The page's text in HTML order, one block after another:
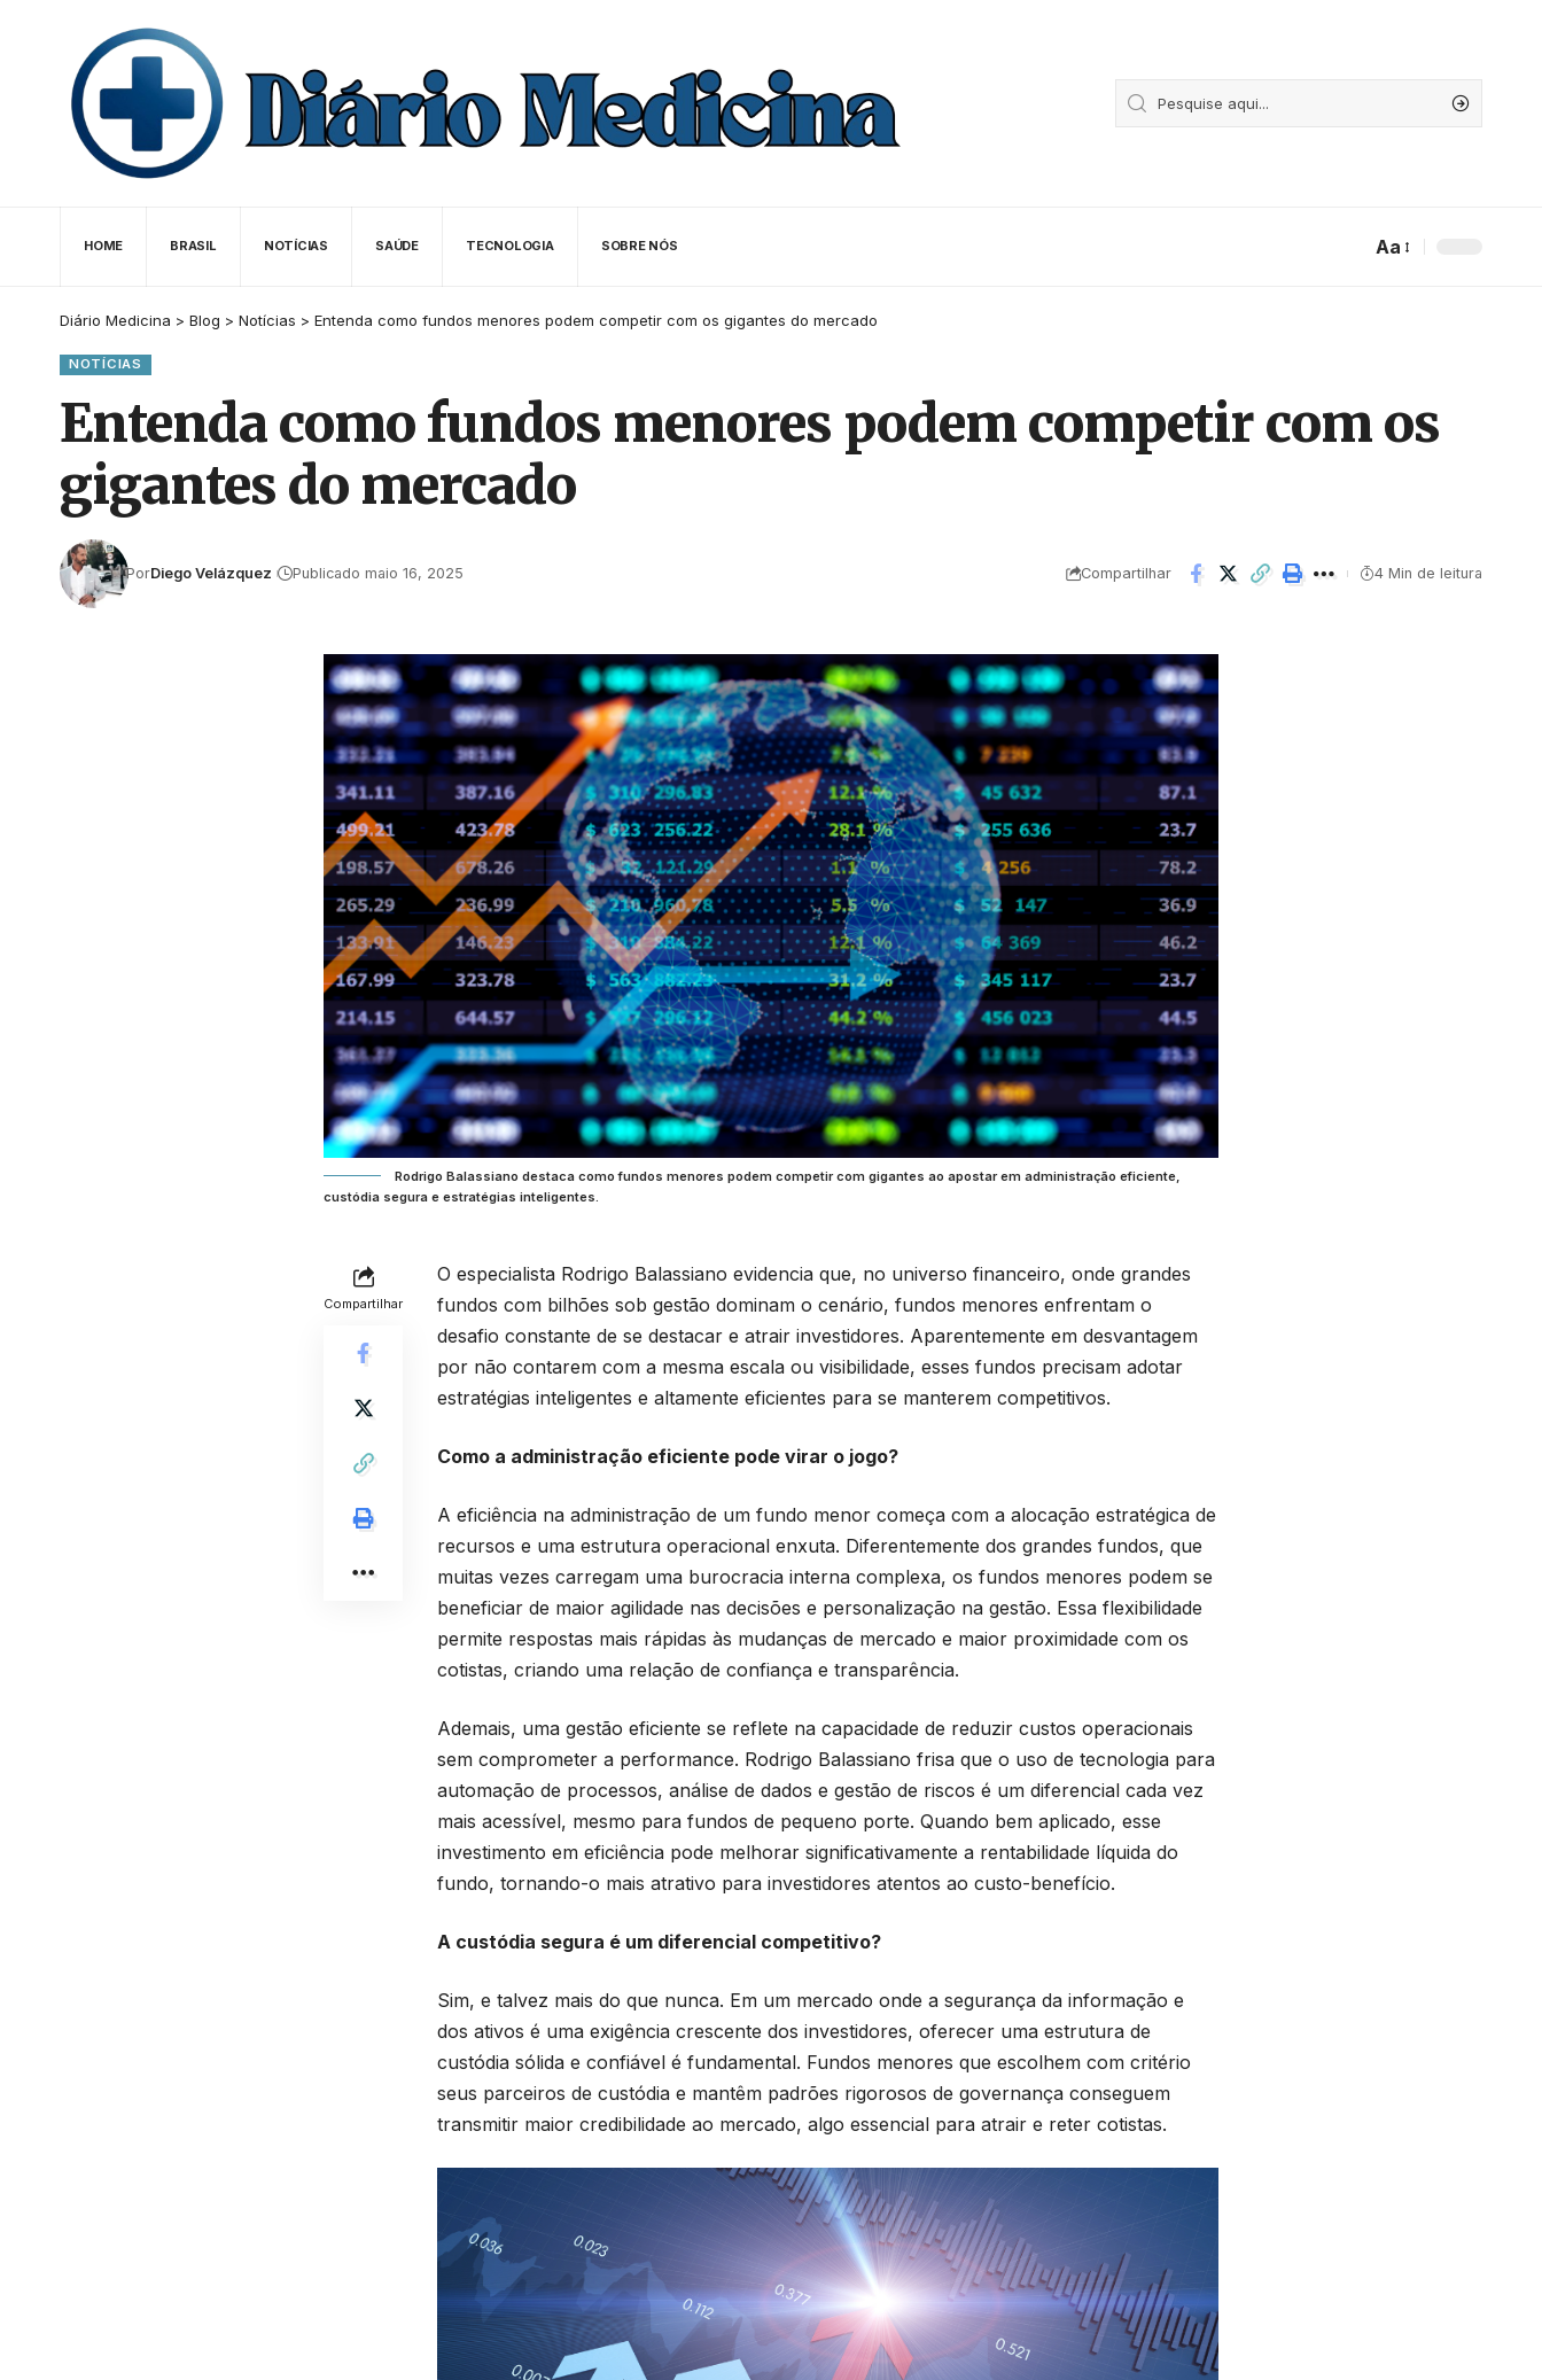
HOME BRASIL NOTÍCIAS SAÚDE TECNOLOGIA SOBRE NÓS Aa
Diário Medicina > Blog > Notícias > Entenda como fundos menores podem competir com os gigantes do mercado
NOTÍCIAS
Entenda como fundos menores podem competir com os
gigantes do mercado
PorDiego Velázquez Publicado maio 16, 2025 Compartilhar 4 Min de leitura
Rodrigo Balassiano destaca como fundos menores podem competir com gigantes ao apostar em administração eficiente,
custódia segura e estratégias inteligentes.
Compartilhar
O especialista Rodrigo Balassiano evidencia que, no universo financeiro, onde grandes
fundos com bilhões sob gestão dominam o cenário, fundos menores enfrentam o
desafio constante de se destacar e atrair investidores. Aparentemente em desvantagem
por não contarem com a mesma escala ou visibilidade, esses fundos precisam adotar
estratégias inteligentes e altamente eficientes para se manterem competitivos.
Como a administração eficiente pode virar o jogo?
A eficiência na administração de um fundo menor começa com a alocação estratégica de
recursos e uma estrutura operacional enxuta. Diferentemente dos grandes fundos, que
muitas vezes carregam uma burocracia interna complexa, os fundos menores podem se
beneficiar de maior agilidade nas decisões e personalização na gestão. Essa flexibilidade
permite respostas mais rápidas às mudanças de mercado e maior proximidade com os
cotistas, criando uma relação de confiança e transparência.
Ademais, uma gestão eficiente se reflete na capacidade de reduzir custos operacionais
sem comprometer a performance. Rodrigo Balassiano frisa que o uso de tecnologia para
automação de processos, análise de dados e gestão de riscos é um diferencial cada vez
mais acessível, mesmo para fundos de pequeno porte. Quando bem aplicado, esse
investimento em eficiência pode melhorar significativamente a rentabilidade líquida do
fundo, tornando-o mais atrativo para investidores atentos ao custo-benefício.
A custódia segura é um diferencial competitivo?
Sim, e talvez mais do que nunca. Em um mercado onde a segurança da informação e
dos ativos é uma exigência crescente dos investidores, oferecer uma estrutura de
custódia sólida e confiável é fundamental. Fundos menores que escolhem com critério
seus parceiros de custódia e mantêm padrões rigorosos de governança conseguem
transmitir maior credibilidade ao mercado, algo essencial para atrair e reter cotistas.